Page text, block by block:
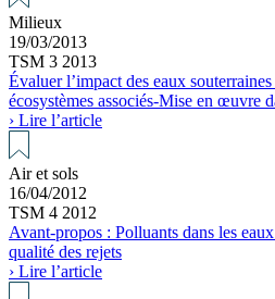
Milieux
19/03/2013
TSM 3 2013
Évaluer l’impact des eaux
écosystèmes associés-Mise en œuvre
› Lire l’article
Air et sols
16/04/2012
TSM 4 2012
Avant-propos : Polluants dans les
qualité des rejets
› Lire l’article